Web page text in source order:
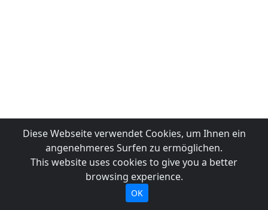
Diese Webseite verwendet Cookies, um Ihnen ein
angenehmeres Surfen zu ermöglichen.
This website uses cookies to give you a better
browsing experience.
OK